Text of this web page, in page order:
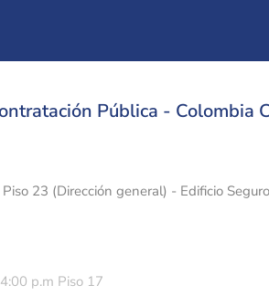
Pública - Colombia
23 (Dirección general) - Edificio
p.m Piso 17